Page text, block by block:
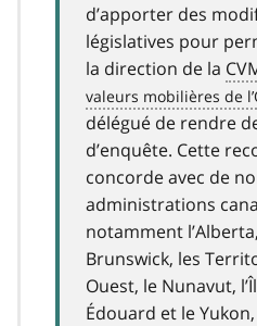
d’apporter des
législatives pour
la direction de la
délégué de rendre
d’enquête. Cette
concorde avec de
administrations
notamment
Brunswick, les
Ouest, le Nunavut,
Édouard et le